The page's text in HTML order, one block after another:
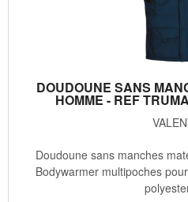
DOUDOUNE SANS
HOMME - REF
Doudoune sans manches
Bodywarmer multipoches